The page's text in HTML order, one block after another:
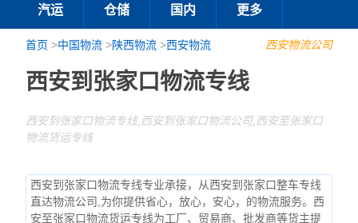
汽运 仓储 国内 更多
西安物流公司
首页 >中国物流 >陕西物流 >西安物流
西安到张家口物流专线
西安到张家口物流专线,西安到张家口物流公司,西安至张家口
物流货运专线
西安到张家口物流专线专业承接，从西安到张家口整车专线
直达物流公司,为你提供省心，放心，安心，的物流服务。西
安至张家口物流货运专线为工厂、贸易商、批发商等货主提